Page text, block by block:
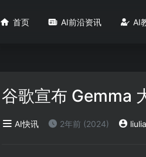
 首页  AI前沿资讯  AI
谷歌宣布 Gemma
AI快讯 2年前 (2024)